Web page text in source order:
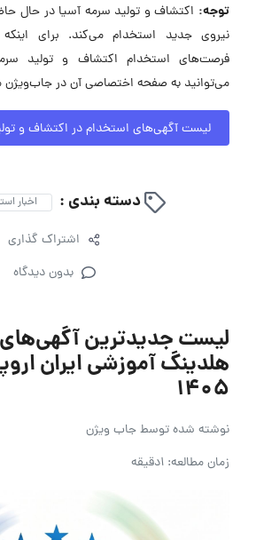
توجه:
نیروی جدید استخدام می‌کند. برای
فرصت‌های استخدام اکتشاف و تولید
می‌توانید به صفحه اختصاصی آن در جاب‌ویژن
لیست آگهی‌های استخدام در اکتشاف و
دسته بندی : اخبار
اشتراک گذاری
بدون دیدگاه
لیست جدیدترین
۱۴۰۵
نوشته شده توسطجاب ویژن
زمان مطالعه: 1دقیقه